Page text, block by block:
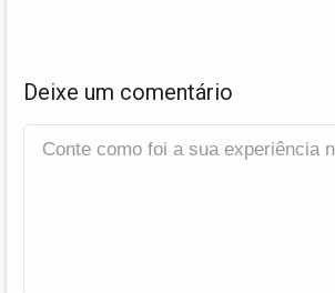
Deixe um comentário